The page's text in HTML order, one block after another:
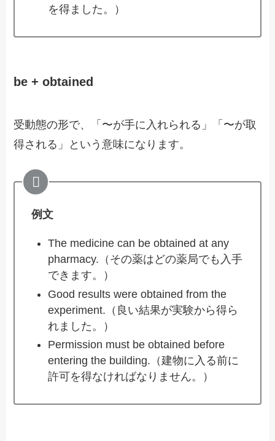
を得ました。）
be + obtained
受動態の形で、「〜が手に入れられる」「〜が取
得される」という意味になります。
例文
The medicine can be obtained at any
pharmacy.（その薬はどの薬局でも入手
できます。）
Good results were obtained from the
experiment.（良い結果が実験から得ら
れました。）
Permission must be obtained before
entering the building.（建物に入る前に
許可を得なければなりません。）